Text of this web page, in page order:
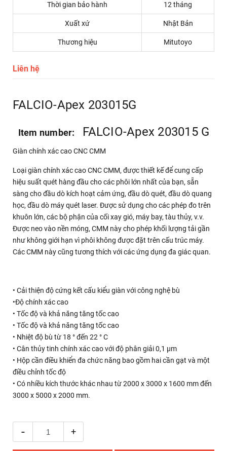
Thời gian bảo hành 12 tháng
Xuất xứ Nhật Bản
Thương hiệu Mitutoyo
Liên hệ
FALCIO-Apex 203015G
Item number: FALCIO-Apex 203015 G
Giàn chính xác cao CNC CMM
Loại giàn chính xác cao CNC CMM, được thiết kế để cung cấp
hiệu suất quét hàng đầu cho các phôi lớn nhất của bạn, sẵn
sàng cho đầu dò kích hoạt cảm ứng, đầu dò quét, đầu dò quang
học, đầu dò máy quét laser. Được sử dụng cho các phép đo trên
khuôn lớn, các bộ phận của cối xay gió, máy bay, tàu thủy, v.v.
Được neo vào nền móng, CMM này cho phép khối lượng tải gần
như không giới hạn vì phôi không được đặt trên cấu trúc máy.
Các CMM này cũng tương thích với các ứng dụng đa giác quan.
• Cải thiện độ cứng kết cấu kiểu giàn với công nghệ bù
•Độ chính xác cao
• Tốc độ và khả năng tăng tốc cao
• Tốc độ và khả năng tăng tốc cao
• Nhiệt độ bù từ 18 ° đến 22 ° C
• Cân thủy tinh chính xác cao với độ phân giải 0,1 µm
• Hộp cần điều khiển đa chức năng bao gồm hai cần gạt và một
điều chỉnh tốc độ
• Có nhiều kích thước khác nhau từ 2000 x 3000 x 1600 mm đến
3000 x 5000 x 2000 mm.
- +